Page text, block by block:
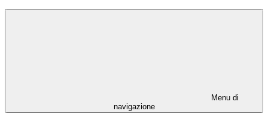
Menu di
navigazione